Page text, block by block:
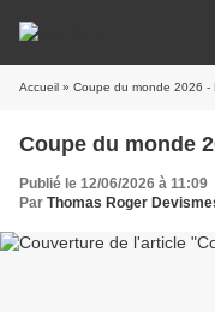
Accueil » Coupe du monde 2026 -
Coupe du monde
Publié le 12/06/2026 à 11:09
Par Thomas Roger